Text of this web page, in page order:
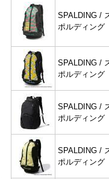
SPALDING /
ポルディング
SPALDING /
ポルディング
SPALDING /
ポルディング
SPALDING /
ポルディング